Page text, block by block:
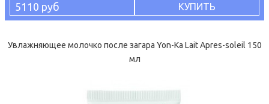
5110 руб КУПИТЬ
Увлажняющее молочко после загара Yon-Ka Lait Apres-soleil 150
мл